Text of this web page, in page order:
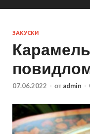
ЗАКУСКИ
07.06.2022 - от admin -